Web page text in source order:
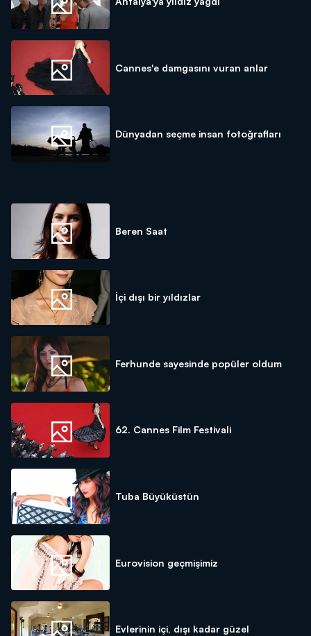
Cannes'e damgasını vuran anlar
Dünyadan seçme insan fotoğrafları
Beren Saat
İçi dışı bir yıldızlar
Ferhunde sayesinde popüler oldum
62. Cannes Film Festivali
Tuba Büyüküstün
Eurovision geçmişimiz
Evlerinin içi, dışı kadar güzel